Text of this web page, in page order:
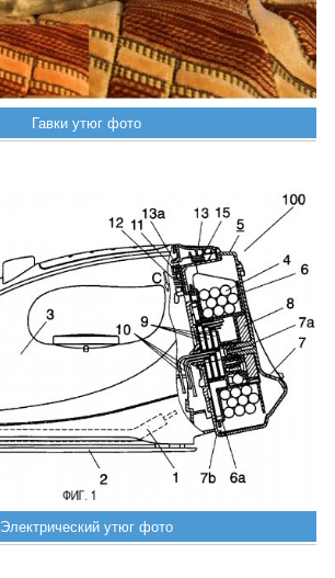
Гавки утюг фото
Электрический утюг фото